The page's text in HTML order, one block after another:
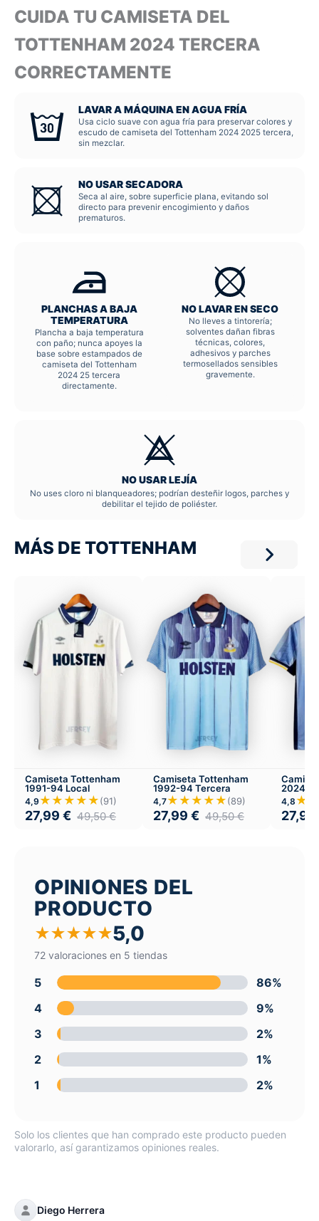
CUIDA TU CAMISETA DEL
TOTTENHAM 2024 TERCERA
CORRECTAMENTE
LAVAR A MÁQUINA EN AGUA FRÍA
Usa ciclo suave con agua fría para preservar colores y
escudo de camiseta del Tottenham 2024 2025 tercera,
sin mezclar.
NO USAR SECADORA
Seca al aire, sobre superficie plana, evitando sol
directo para prevenir encogimiento y daños
prematuros.
PLANCHAS A BAJA
TEMPERATURA
Plancha a baja temperatura
con paño; nunca apoyes la
base sobre estampados de
camiseta del Tottenham
2024 25 tercera
directamente.
NO LAVAR EN SECO
No lleves a tintorería;
solventes dañan fibras
técnicas, colores,
adhesivos y parches
termosellados sensibles
gravemente.
NO USAR LEJÍA
No uses cloro ni blanqueadores; podrían desteñir logos, parches y
debilitar el tejido de poliéster.
MÁS DE TOTTENHAM
Camiseta Tottenham
1991-94 Local
4,9 ★★★★★(91)
27,99 € 49,50€
Camiseta Tottenham
1992-94 Tercera
4,7★★★★★(89)
27,99 € 49,50€
2024-
4,8
27,99
OPINIONES DEL
PRODUCTO
★★★★★5,0
72 valoraciones en 5 tiendas
5
86%
4
9%
3
2%
2
1%
1
2%
Solo los clientes que han comprado este producto pueden
valorarlo, así garantizamos opiniones reales.
Diego Herrera